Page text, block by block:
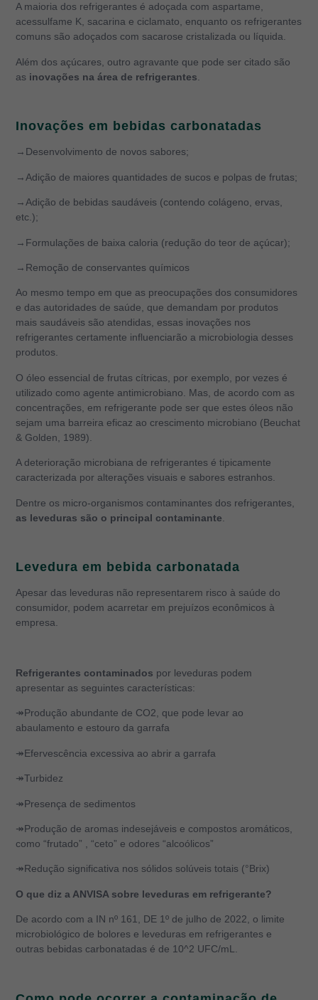
A maioria dos refrigerantes é adoçada com aspartame,
acessulfame K, sacarina e ciclamato, enquanto os refrigerantes
comuns são adoçados com sacarose cristalizada ou líquida.
Além dos açúcares, outro agravante que pode ser citado são
as inovações na área de refrigerantes
Inovações em bebidas carbonatadas
→Desenvolvimento de novos sabores;
→Adição de maiores quantidades de sucos e polpas de frutas;
→Adição de bebidas saudáveis ​​(contendo colágeno, ervas,
etc.);
→Formulações de baixa caloria (redução do teor de açúcar);
→Remoção de conservantes químicos
Ao mesmo tempo em que as preocupações dos consumidores
e das autoridades de saúde, que demandam por produtos
mais saudáveis são atendidas, essas inovações nos
refrigerantes certamente influenciarão a microbiologia desses
produtos.
O óleo essencial de frutas cítricas, por exemplo, por vezes é
utilizado como agente antimicrobiano. Mas, de acordo com as
concentrações, em refrigerante pode ser que estes óleos não
sejam uma barreira eficaz ao crescimento microbiano (Beuchat
& Golden, 1989).
A deterioração microbiana de refrigerantes é tipicamente
caracterizada por alterações visuais e sabores estranhos.
Dentre os micro-organismos contaminantes dos refrigerantes,
as leveduras são o principal contaminante
Levedura em bebida carbonatada
Apesar das leveduras não representarem risco à saúde do
consumidor, podem acarretar em prejuízos econômicos à
empresa.
Refrigerantes contaminados por leveduras podem
apresentar as seguintes características:
↠Produção abundante de CO2, que pode levar ao
abaulamento e estouro da garrafa
↠Efervescência excessiva ao abrir a garrafa
↠Turbidez
↠Presença de sedimentos
↠Produção de aromas indesejáveis ​​e compostos aromáticos,
como “frutado” , “ceto” e odores “alcoólicos”
↠Redução significativa nos sólidos solúveis totais (°Brix)
O que diz a ANVISA sobre leveduras em refrigerante?
De acordo com a IN nº 161, DE 1º de julho de 2022, o limite
microbiológico de bolores e leveduras em refrigerantes e
outras bebidas carbonatadas é de 10^2 UFC/mL.